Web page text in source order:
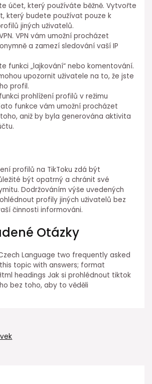
účet, který používáte běžně. Vytvořte
který budete používat pouze k
jiných uživatelů.
VPN vám umožní procházet
a zamezí sledování vaší IP
funkci „lajkování“ nebo komentování.
upozornit uživatele na to, že jste
profil.
prohlížení profilů v režimu
funkce vám umožní procházet
aniž by byla generována aktivita
profilů na TikToku zdá být
být opatrný a chránit své
Dodržováním výše uvedených
profily jiných uživatelů bez
činnosti informováni.
Otázky
Language two frequently asked
topic with answers; format
headings Jak si prohlédnout tiktok
bez toho, aby to věděli